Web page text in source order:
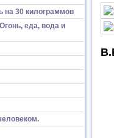
на 30 килограммов
еда, вода и